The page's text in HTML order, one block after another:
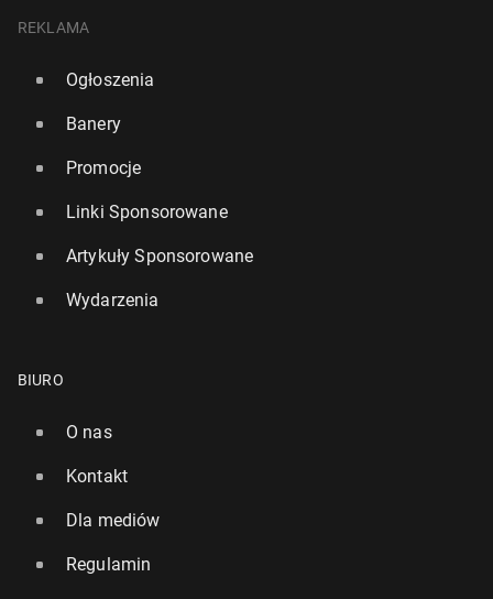
REKLAMA
Ogłoszenia
Banery
Promocje
Linki Sponsorowane
Artykuły Sponsorowane
Wydarzenia
BIURO
O nas
Kontakt
Dla mediów
Regulamin